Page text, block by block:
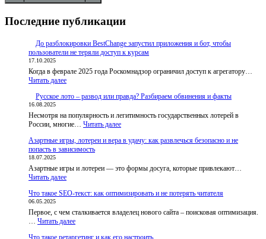
Последние публикации
До разблокировки BestChange запустил приложения и бот, чтобы
пользователи не теряли доступ к курсам
17.10.2025
Когда в феврале 2025 года Роскомнадзор ограничил доступ к агрегатору…
Читать далее:
разблокировки
запустил
приложения
бот,
чтобы
не
теряли
к
Русское лото – развод или правда? Разбираем обвинения и факты
16.08.2025
Несмотря на популярность и легитимность государственных лотерей в
России, многие… Читать далее:
лото
или
обвинения
факты
Азартные игры, лотереи и вера в удачу: как развлечься безопасно и не
попасть в зависимость
18.07.2025
Азартные игры и лотереи — это формы досуга, которые привлекают…
Читать далее:
игры,
и
вера
Что такое SEO-текст: как оптимизировать и не потерять читателя
06.05.2025
Первое, с чем сталкивается владелец нового сайта – поисковая оптимизация.
Читать далее:
Что такое ретаргетинг и как его настроить